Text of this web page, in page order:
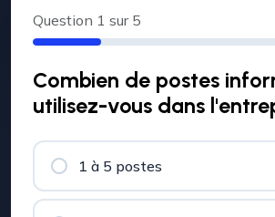
Question 1 sur 5
Combien de postes
utilisez-vous dans
1 à 5 postes